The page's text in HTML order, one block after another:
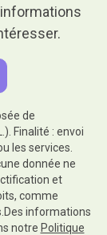
de
Finalité : envoi
les services.
donnée ne
et
comme
informations
notre Politique